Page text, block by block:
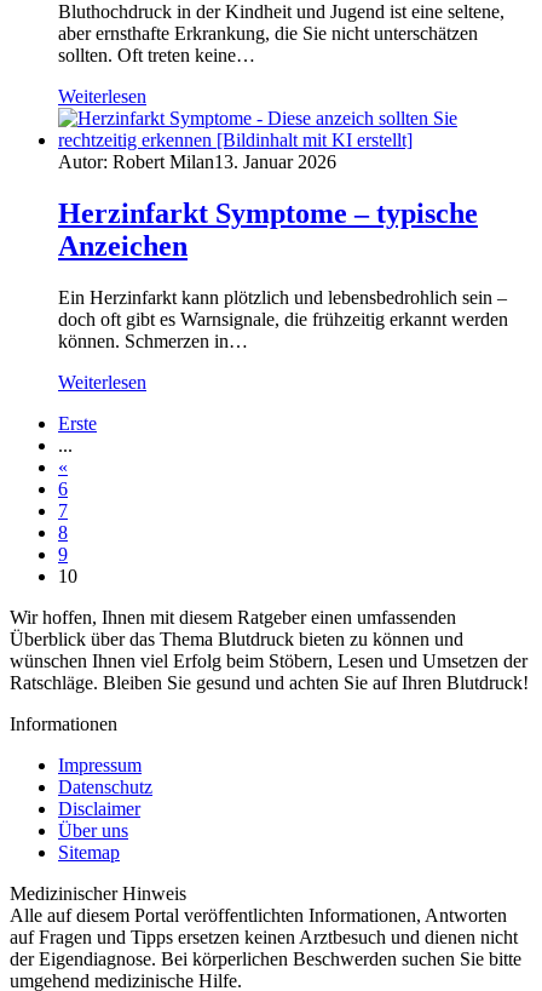
Bluthochdruck in der Kindheit und Jugend ist eine seltene,
aber ernsthafte Erkrankung, die Sie nicht unterschätzen
sollten. Oft treten keine…
Weiterlesen
Autor: Robert Milan13. Januar 2026
Herzinfarkt Symptome – typische
Anzeichen
Ein Herzinfarkt kann plötzlich und lebensbedrohlich sein –
doch oft gibt es Warnsignale, die frühzeitig erkannt werden
können. Schmerzen in…
Weiterlesen
Erste
...
«
6
7
8
9
10
Wir hoffen, Ihnen mit diesem Ratgeber einen umfassenden
Überblick über das Thema Blutdruck bieten zu können und
wünschen Ihnen viel Erfolg beim Stöbern, Lesen und Umsetzen der
Ratschläge. Bleiben Sie gesund und achten Sie auf Ihren Blutdruck!
Informationen
Impressum
Datenschutz
Disclaimer
Über uns
Sitemap
Medizinischer Hinweis
Alle auf diesem Portal veröffentlichten Informationen, Antworten
auf Fragen und Tipps ersetzen keinen Arztbesuch und dienen nicht
der Eigendiagnose. Bei körperlichen Beschwerden suchen Sie bitte
umgehend medizinische Hilfe.